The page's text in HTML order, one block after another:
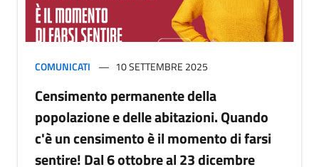
COMUNICATI 10 SETTEMBRE 2025
Censimento permanente della
popolazione e delle abitazioni. Quando
c'è un censimento è il momento di farsi
sentire! Dal 6 ottobre al 23 dicembre